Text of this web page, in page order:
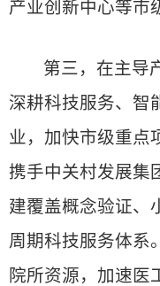
产业创新中心等市
第三，在主导
深耕科技服务、智
业，加快市级重点
携手中关村发展集
建覆盖概念验证、
周期科技服务体系
院所资源，加速医